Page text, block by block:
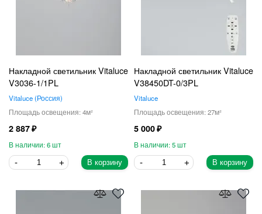
Накладной светильник Vitaluce
V3036-1/1PL
Vitaluce Россия
4
2 887
6
В корзину
Накладной светильник Vitaluce
V38450DT-0/3PL
Vitaluce
27
5 000
5
В корзину